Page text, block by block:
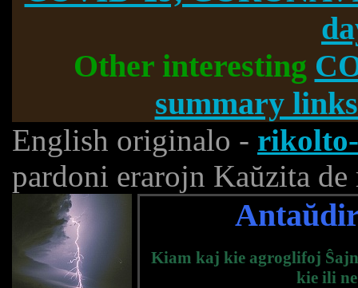
Other interesting
summary
English originalo -
pardoni erarojn Kaŭzita de
Kiam kaj kie agroglifoj
kie ili